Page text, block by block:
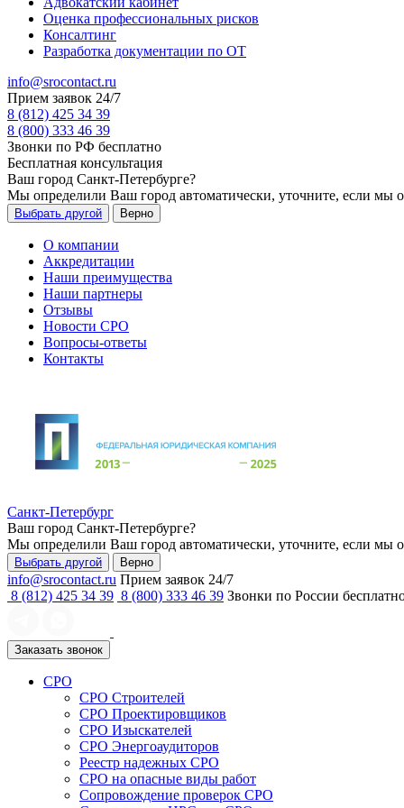
Оценка профессиональных рисков
Консалтинг
Разработка документации по ОТ
info@srocontact.ru
Прием заявок 24/7
8 (812) 425 34 39
8 (800) 333 46 39
Звонки по РФ бесплатно
Бесплатная консультация
Ваш город Санкт-Петербурге?
Мы определили Ваш город автоматически, уточните, если мы
Выбрать другой Верно
О компании
Аккредитации
Наши преимущества
Наши партнеры
Отзывы
Новости СРО
Вопросы-ответы
Контакты
Санкт-Петербург
Ваш город Санкт-Петербурге?
Мы определили Ваш город автоматически, уточните, если мы
Выбрать другой Верно
info@srocontact.ru Прием заявок 24/7
8 (812) 425 34 39 8 (800) 333 46 39 Звонки по России
Заказать звонок
СРО
СРО Строителей
СРО Проектировщиков
СРО Изыскателей
СРО Энергоаудиторов
Реестр надежных СРО
СРО на опасные виды работ
Сопровождение проверок СРО